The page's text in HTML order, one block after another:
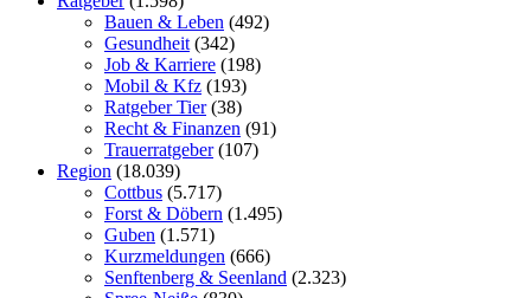
Bauen & Leben (492)
Gesundheit (342)
Job & Karriere (198)
Mobil & Kfz (193)
Ratgeber Tier(38)
Recht & Finanzen (91)
Trauerratgeber(107)
Region (18.039)
Cottbus (5.717)
Forst & Döbern (1.495)
Guben (1.571)
Kurzmeldungen (666)
Senftenberg & Seenland (2.323)